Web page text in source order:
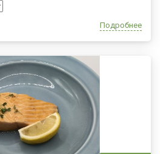
Подробнее